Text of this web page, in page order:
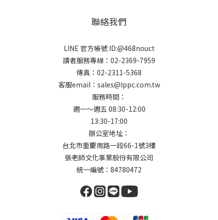
聯絡我們
LINE 官方帳號 ID:@468nouct
讀者服務專線：02-2369-7959
傳真：02-2311-5368
客服email：sales@lppc.com.tw
服務時間：
週一～週五 08:30-12:00
13:30-17:00
辦公室地址：
台北市重慶南路一段66-1號3樓
張老師文化事業股份有限公司
統一編號：84780472